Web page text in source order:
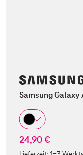
Samsung Galaxy
24,90 €